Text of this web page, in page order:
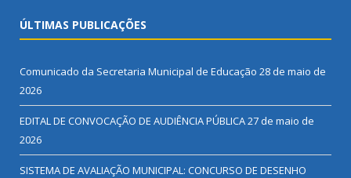
ÚLTIMAS PUBLICAÇÕES
Comunicado da Secretaria Municipal de Educação 28 de maio de
2026
EDITAL DE CONVOCAÇÃO DE AUDIÊNCIA PÚBLICA27 de maio de
2026
SISTEMA DE AVALIAÇÃO MUNICIPAL: CONCURSO DE DESENHO